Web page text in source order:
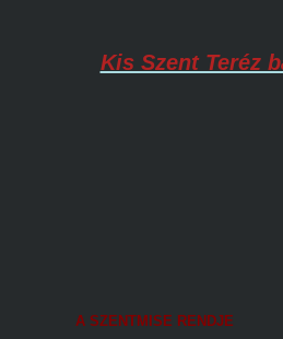
Kis Szent Teréz
A SZENTMISE RENDJE